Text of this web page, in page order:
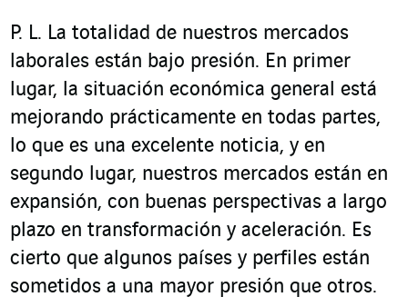
P. L. La totalidad de nuestros mercados
laborales están bajo presión. En primer
lugar, la situación económica general está
mejorando prácticamente en todas partes,
lo que es una excelente noticia, y en
segundo lugar, nuestros mercados están en
expansión, con buenas perspectivas a largo
plazo en transformación y aceleración. Es
cierto que algunos países y perfiles están
sometidos a una mayor presión que otros.